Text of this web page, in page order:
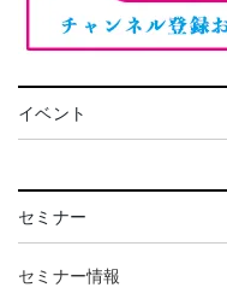
イベント
セミナー
セミナー情報